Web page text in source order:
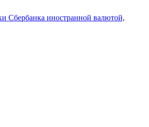
Сбербанка иностранной валютой,